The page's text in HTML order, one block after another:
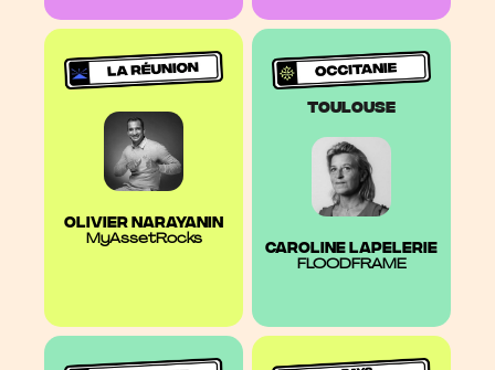
OLIVIER NARAYANIN
MyAssetRocks
toulouse
Caroline LAPELERIE
FLOODFRAME